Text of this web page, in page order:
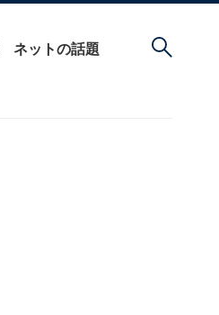
ネットの話題